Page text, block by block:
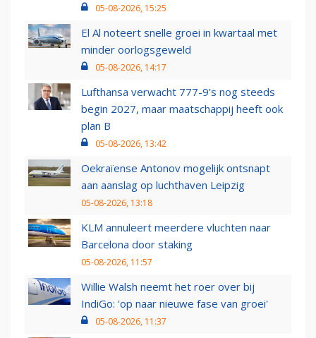
05-08-2026, 15:25
El Al noteert snelle groei in kwartaal met
minder oorlogsgeweld
05-08-2026, 14:17
Lufthansa verwacht 777-9’s nog steeds
begin 2027, maar maatschappij heeft ook
plan B
05-08-2026, 13:42
Oekraïense Antonov mogelijk ontsnapt
aan aanslag op luchthaven Leipzig
05-08-2026, 13:18
KLM annuleert meerdere vluchten naar
Barcelona door staking
05-08-2026, 11:57
Willie Walsh neemt het roer over bij
IndiGo: 'op naar nieuwe fase van groei'
05-08-2026, 11:37